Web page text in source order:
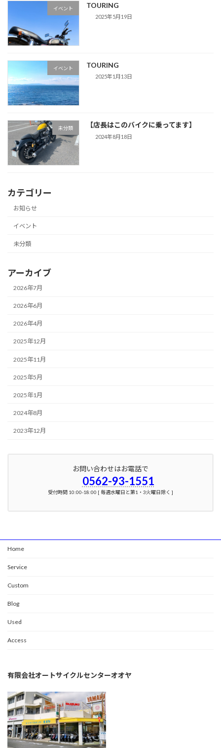
イベント TOURING
2025年5月19日
イベント TOURING
2025年1月13日
未分類 【店長はこのバイクに乗ってます】
2024年8月18日
カテゴリー
お知らせ
イベント
未分類
アーカイブ
2026年7月
2026年6月
2026年4月
2025年12月
2025年11月
2025年5月
2025年1月
2024年8月
2023年12月
お問い合わせはお電話で
0562-93-1551
受付時間 10:00-18:00 [ 毎週水曜日と第1・3火曜日除く ]
Home
Service
Custom
Blog
Used
Access
有限会社オートサイクルセンターオオヤ